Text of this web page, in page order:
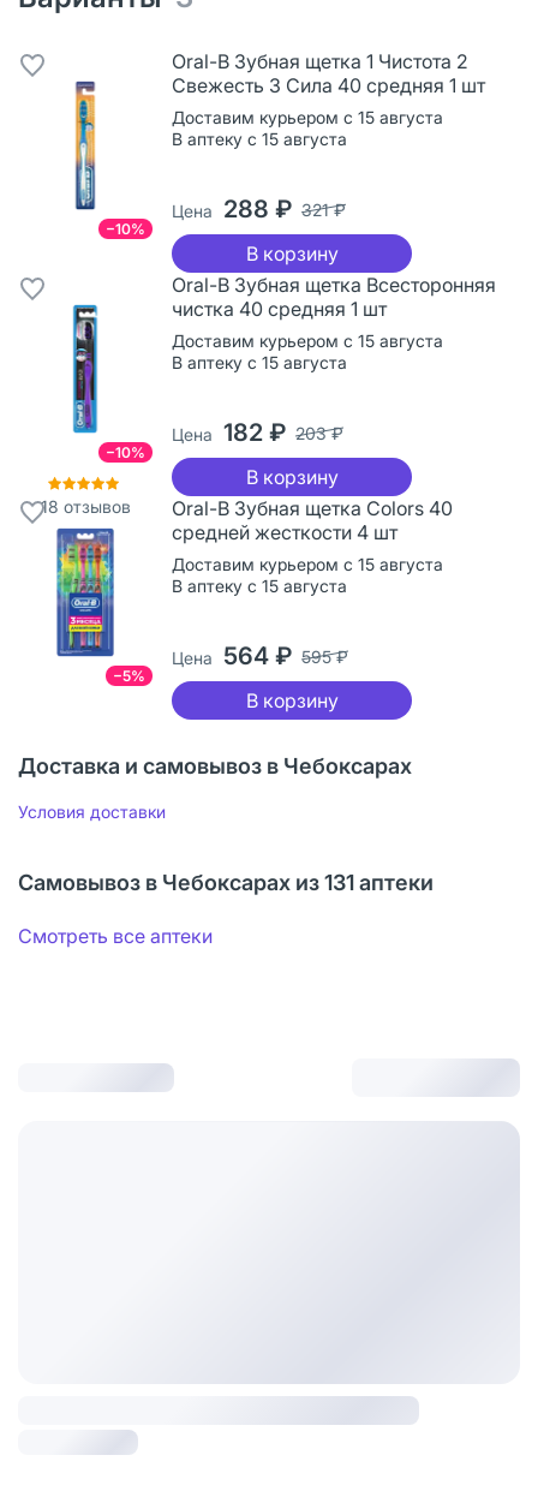
−10%
Oral-B Зубная щетка 1 Чистота 2
Свежесть 3 Сила 40 средняя 1 шт
Доставим курьером с 15 августа
В аптеку с 15 августа
Цена 288 ₽ 321 ₽
В корзину
−10%
18 отзывов
Oral-B Зубная щетка Всесторонняя
чистка 40 средняя 1 шт
Доставим курьером с 15 августа
В аптеку с 15 августа
Цена 182 ₽ 203 ₽
В корзину
−5%
Oral-B Зубная щетка Colors 40
средней жесткости 4 шт
Доставим курьером с 15 августа
В аптеку с 15 августа
Цена 564 ₽ 595 ₽
В корзину
Доставка и самовывоз в Чебоксарах
Условия доставки
Самовывоз в Чебоксарах из 131 аптеки
Смотреть все аптеки